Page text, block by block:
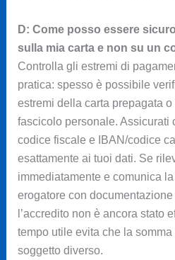
D: Come posso essere
sulla mia carta e non su un
Controlla gli estremi di
pratica: spesso è possibile
estremi della carta prepagata o
fascicolo personale. Assicurati
codice fiscale e IBAN/codice
esattamente ai tuoi dati. Se
immediatamente e comunica
erogatore con
l’accredito non è ancora stato
tempo utile evita che la
soggetto diverso.